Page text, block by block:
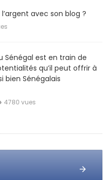
avec son blog ?
Sénégal est en train de
qu’il peut offrir à
bien Sénégalais
4780 vues